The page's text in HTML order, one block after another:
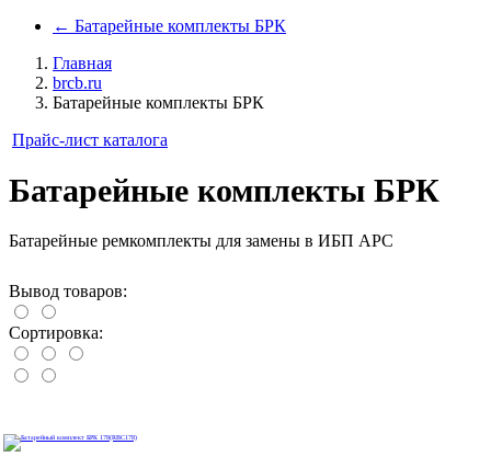
← Батарейные комплекты БРК
Главная
brcb.ru
Батарейные комплекты БРК
Прайс-лист каталога
Батарейные комплекты БРК
Батарейные ремкомплекты для замены в ИБП APC
Вывод товаров:
Сортировка: